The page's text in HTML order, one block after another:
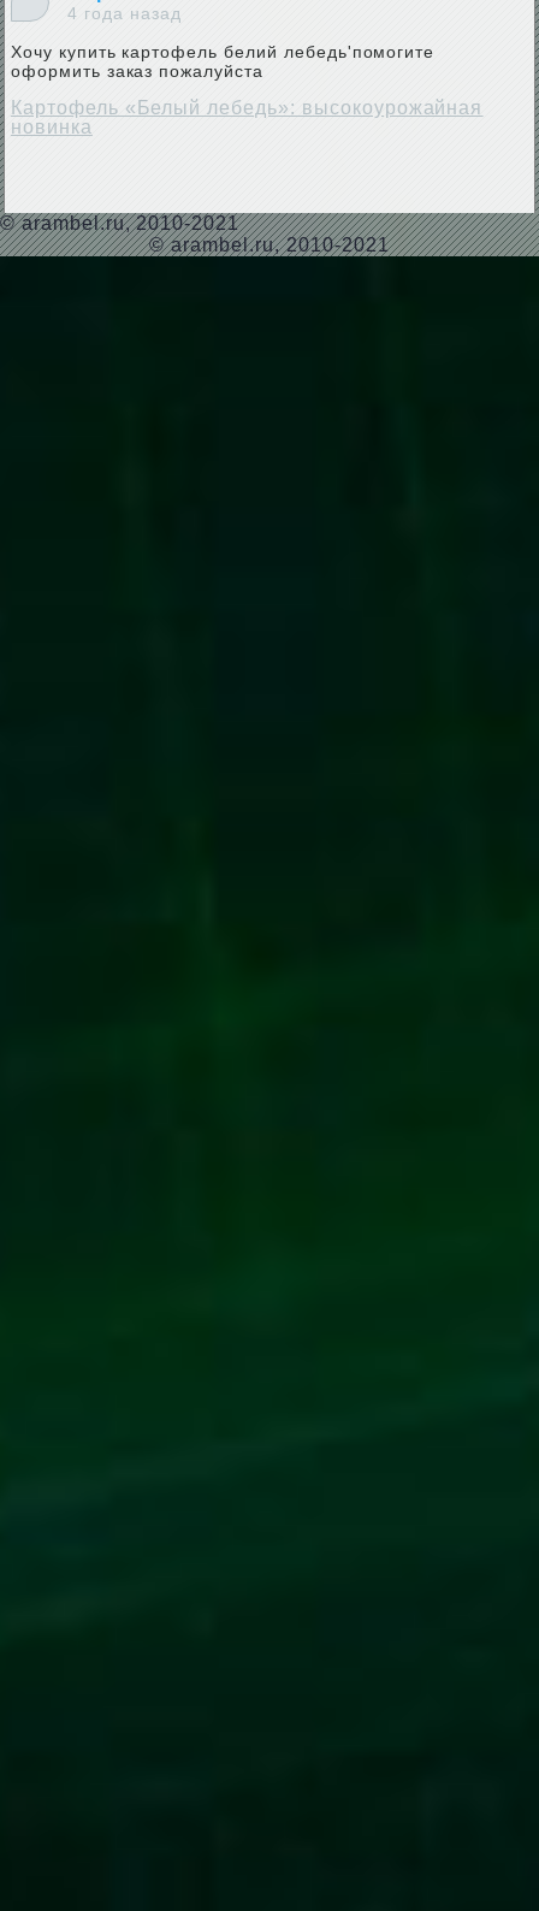
4 года назад
Хочу купить картофель белий лебедь'помогите
оформить заказ пожалуйста
Картофель «Белый лебедь»: высокоурожайная
новинка
© arambel.ru, 2010-2021
© arambel.ru, 2010-2021